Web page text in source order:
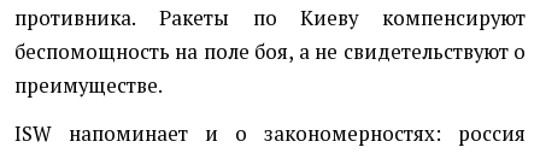
противника. Ракеты по Киеву компенсируют
беспомощность на поле боя, а не свидетельствуют о
преимуществе.
ISW напоминает и о закономерностях: россия